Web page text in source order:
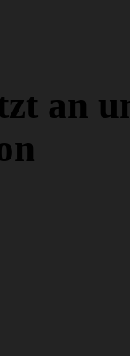
an